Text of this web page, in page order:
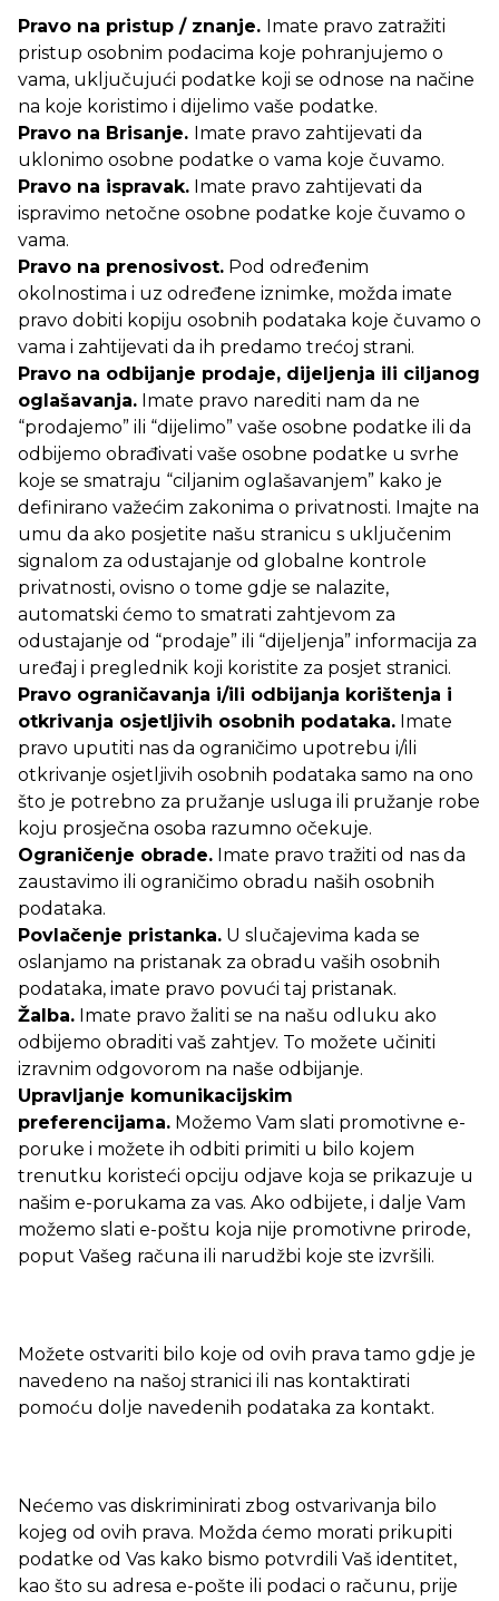
Pravo na pristup / znanje. Imate pravo zatražiti
pristup osobnim podacima koje pohranjujemo o
vama, uključujući podatke koji se odnose na načine
na koje koristimo i dijelimo vaše podatke.
Pravo na Brisanje. Imate pravo zahtijevati da
uklonimo osobne podatke o vama koje čuvamo.
Pravo na ispravak. Imate pravo zahtijevati da
ispravimo netočne osobne podatke koje čuvamo o
vama.
Pravo na prenosivost. Pod određenim
okolnostima i uz određene iznimke, možda imate
pravo dobiti kopiju osobnih podataka koje čuvamo o
vama i zahtijevati da ih predamo trećoj strani.
Pravo na odbijanje prodaje, dijeljenja ili ciljanog
oglašavanja. Imate pravo narediti nam da ne
“prodajemo” ili “dijelimo” vaše osobne podatke ili da
odbijemo obrađivati vaše osobne podatke u svrhe
koje se smatraju “ciljanim oglašavanjem” kako je
definirano važećim zakonima o privatnosti. Imajte na
umu da ako posjetite našu stranicu s uključenim
signalom za odustajanje od globalne kontrole
privatnosti, ovisno o tome gdje se nalazite,
automatski ćemo to smatrati zahtjevom za
odustajanje od “prodaje” ili “dijeljenja” informacija za
uređaj i preglednik koji koristite za posjet stranici.
Pravo ograničavanja i/ili odbijanja korištenja i
otkrivanja osjetljivih osobnih podataka. Imate
pravo uputiti nas da ograničimo upotrebu i/ili
otkrivanje osjetljivih osobnih podataka samo na ono
što je potrebno za pružanje usluga ili pružanje robe
koju prosječna osoba razumno očekuje.
Ograničenje obrade. Imate pravo tražiti od nas da
zaustavimo ili ograničimo obradu naših osobnih
podataka.
Povlačenje pristanka. U slučajevima kada se
oslanjamo na pristanak za obradu vaših osobnih
podataka, imate pravo povući taj pristanak.
Žalba. Imate pravo žaliti se na našu odluku ako
odbijemo obraditi vaš zahtjev. To možete učiniti
izravnim odgovorom na naše odbijanje.
Upravljanje komunikacijskim
preferencijama. Možemo Vam slati promotivne e-
poruke i možete ih odbiti primiti u bilo kojem
trenutku koristeći opciju odjave koja se prikazuje u
našim e-porukama za vas. Ako odbijete, i dalje Vam
možemo slati e-poštu koja nije promotivne prirode,
poput Vašeg računa ili narudžbi koje ste izvršili.
Možete ostvariti bilo koje od ovih prava tamo gdje je
navedeno na našoj stranici ili nas kontaktirati
pomoću dolje navedenih podataka za kontakt.
Nećemo vas diskriminirati zbog ostvarivanja bilo
kojeg od ovih prava. Možda ćemo morati prikupiti
podatke od Vas kako bismo potvrdili Vaš identitet,
kao što su adresa e-pošte ili podaci o računu, prije